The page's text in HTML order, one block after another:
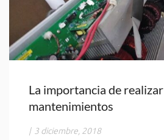
La importancia de realizar
mantenimientos
| 3 diciembre, 2018